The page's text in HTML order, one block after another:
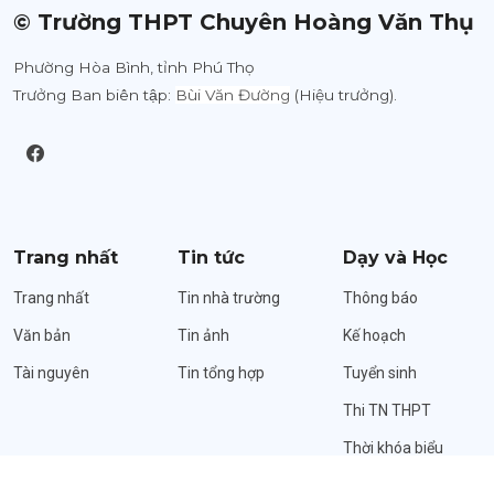
© Trường THPT Chuyên Hoàng Văn Thụ
Phường Hòa Bình, tỉnh Phú Thọ
Trưởng Ban biên tập: Bùi Văn Đường (Hiệu trưởng).
Trang nhất
Trang nhất
Văn bản
Tài nguyên
Tin tức
Tin nhà trường
Tin ảnh
Tin tổng hợp
Dạy và Học
Thông báo
Kế hoạch
Tuyển sinh
Thi TN THPT
Thời khóa biểu